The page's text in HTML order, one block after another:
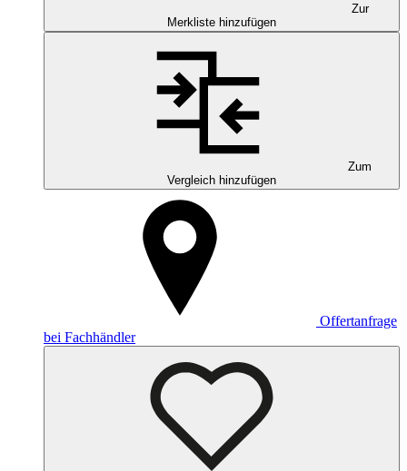
Zur
Merkliste hinzufügen
Zum
Vergleich hinzufügen
Offertanfrage
bei Fachhändler